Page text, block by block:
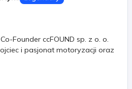
Founder ccFOUND sp. z o. o.
i pasjonat motoryzacji oraz